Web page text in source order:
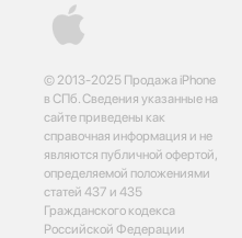
© 2013-2025 Продажа iPhone
в СПб. Сведения указанные на
сайте приведены как
справочная информация и не
являются публичной офертой,
определяемой положениями
статей 437 и 435
Гражданского кодекса
Российской Федерации